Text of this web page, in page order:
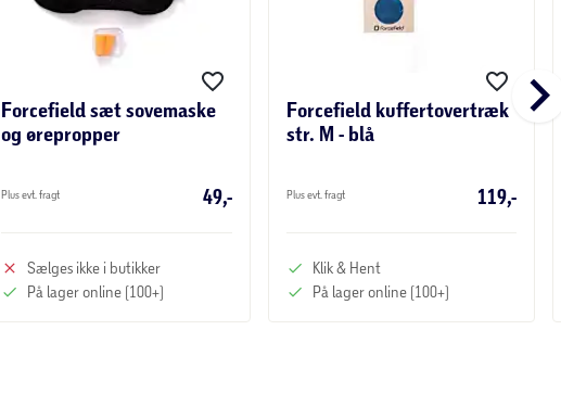
Forcefield sæt sovemaske
og ørepropper
Plus evt. fragt 49,-
Sælges ikke i butikker
På lager online (100+)
Forcefield kuffertovertræk
str. M - blå
Plus evt. fragt 119,-
Klik & Hent
På lager online (100+)